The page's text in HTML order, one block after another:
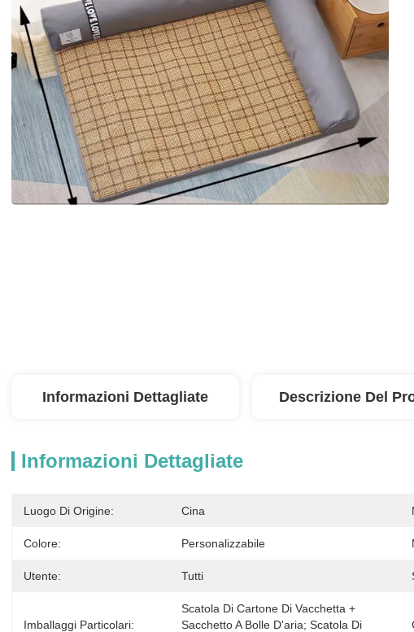
Informazioni Dettagliate Descrizione Del
Informazioni Dettagliate
Luogo Di Origine: Cina
Colore: Personalizzabile
Utente: Tutti
Imballaggi Particolari:
Scatola Di Cartone Di Vacchetta +
Sacchetto A Bolle D'aria; Scatola Di